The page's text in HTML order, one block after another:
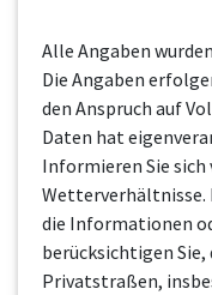
Alle Angaben
Die Angaben
den Anspruch auf
Daten hat
Informieren Sie sich
Wetterverhältnisse.
die Informationen
berücksichtigen Sie,
Privatstraßen,